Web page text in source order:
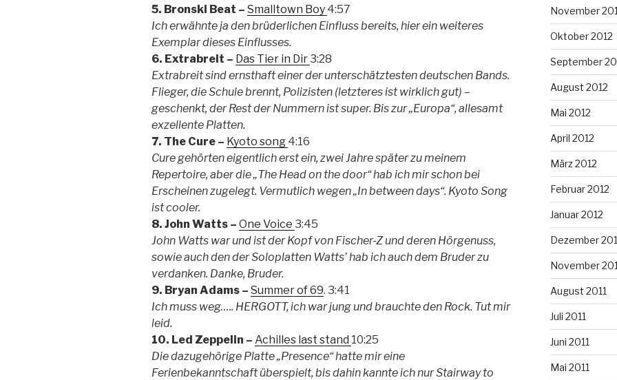
5. Bronski Beat – Smalltown Boy 4:57
Ich erwähnte ja den brüderlichen Einfluss bereits, hier ein weiteres
Exemplar dieses Einflusses.
6. Extrabreit – Das Tier in Dir3:28
Extrabreit sind ernsthaft einer der unterschätztesten deutschen Bands.
Flieger, die Schule brennt, Polizisten (letzteres ist wirklich gut) –
geschenkt, der Rest der Nummern ist super. Bis zur „Europa“, allesamt
exzellente Platten.
7. The Cure – Kyoto song 4:16
Cure gehörten eigentlich erst ein, zwei Jahre später zu meinem
Repertoire, aber die „The Head on the door“ hab ich mir schon bei
Erscheinen zugelegt. Vermutlich wegen „In between days“. Kyoto Song
ist cooler.
8. John Watts – One Voice 3:45
John Watts war und ist der Kopf von Fischer-Z und deren Hörgenuss,
sowie auch den der Soloplatten Watts’ hab ich auch dem Bruder zu
verdanken. Danke, Bruder.
9. Bryan Adams – Summer of 69. 3:41
Ich muss weg….. HERGOTT, ich war jung und brauchte den Rock. Tut mir
leid.
10. Led Zeppelin – Achilles last stand 10:25
Die dazugehörige Platte „Presence“ hatte mir eine
Ferienbekanntschaft überspielt, bis dahin kannte ich nur Stairway to
November
Oktober 2012
September
August 2012
Mai 2012
April 2012
März 2012
Februar 2012
Januar 2012
Dezember
November
August 2011
Juli 2011
Juni 2011
Mai 2011